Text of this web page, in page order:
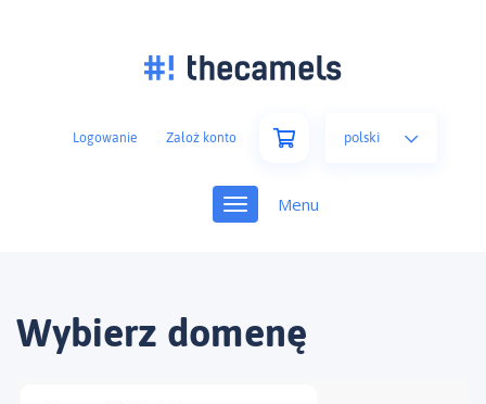
polski
Logowanie Założ konto
Toggle
navigation
Wybierz domenę